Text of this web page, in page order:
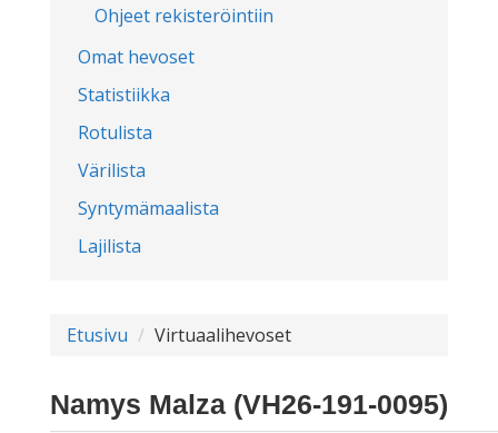
Ohjeet rekisteröintiin
Omat hevoset
Statistiikka
Rotulista
Värilista
Syntymämaalista
Lajilista
Etusivu Virtuaalihevoset
Namys Malza (VH26-191-0095)